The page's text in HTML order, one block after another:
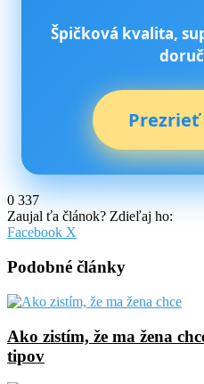
Špičková kvalita,
0 337
Zaujal ťa článok? Zdieľaj ho:
Facebook X
Email
Podobné články
Ako zistím, že ma žena
tipov